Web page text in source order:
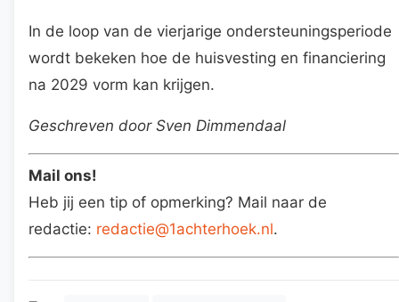
In de loop van de vierjarige ondersteuningsperiode
wordt bekeken hoe de huisvesting en financiering
na 2029 vorm kan krijgen.
Geschreven door Sven Dimmendaal
Mail ons!
Heb jij een tip of opmerking? Mail naar de
redactie: redactie@1achterhoek.nl.